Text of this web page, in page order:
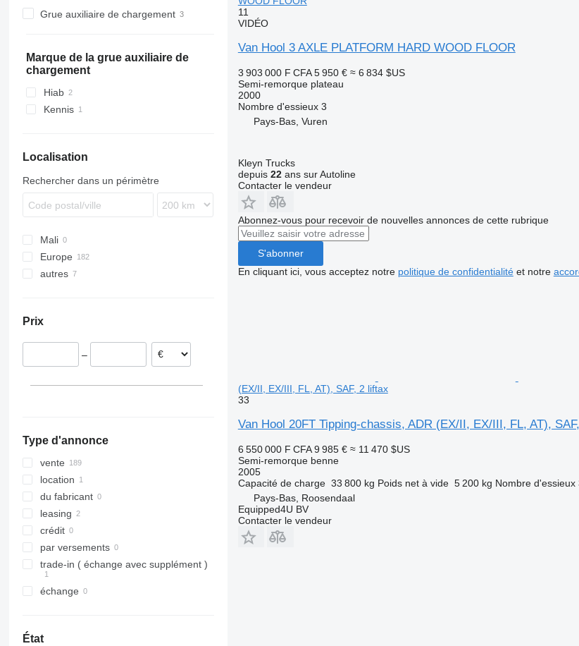
SKI
SKO
SPR
SW
Grue auxiliaire de chargement
Marque de la grue auxiliaire de
chargement
Hiab
Kennis
Localisation
Rechercher dans un périmètre
Mali
Europe
Pays-Bas
Pologne
Estonie
autres
Prix
–
Type d'annonce
vente
location
du fabricant
leasing
crédit
par versements
trade-in ( échange avec supplément )
échange
État
11
VIDÉO
Van Hool 3 AXLE PLATFORM HARD WOOD FLOOR
3 903 000 F CFA 5 950 € ≈ 6 834 $US
Semi-remorque plateau
2000
Nombre d'essieux 3
Pays-Bas, Vuren
Kleyn Trucks
depuis 22ans sur Autoline
Contacter le vendeur
Abonnez-vous pour recevoir de nouvelles annonces de cette rubrique
S'abonner
En cliquant ici, vous acceptez notre politique de confidentialitéet notre
(EX/II, EX/III, FL, AT), SAF, 2 liftax
33
Van Hool 20FT Tipping-chassis, ADR (EX/II, EX/III, FL, AT),
6 550 000 F CFA 9 985 € ≈ 11 470 $US
Semi-remorque benne
2005
Capacité de charge 33 800 kg Poids net à vide 5 200 kg Nombre d'essieux
Pays-Bas, Roosendaal
Equipped4U BV
Contacter le vendeur